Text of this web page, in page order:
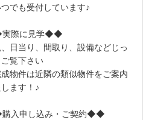
でも受付しています♪
際に見学◆◆
日当り、間取り、設備などじっ
ご覧下さい
物件は近隣の類似物件をご案内
ます！♪
入申し込み・ご契約◆◆